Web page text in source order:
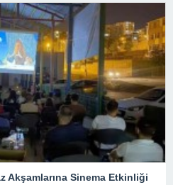
Akşamlarına Sinema Etkinliği